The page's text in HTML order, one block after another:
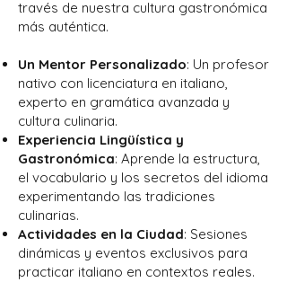
través de nuestra cultura gastronómica
más auténtica.
Un Mentor Personalizado: Un profesor
nativo con licenciatura en italiano,
experto en gramática avanzada y
cultura culinaria.
Experiencia Lingüística y
Gastronómica: Aprende la estructura,
el vocabulario y los secretos del idioma
experimentando las tradiciones
culinarias.
Actividades en la Ciudad: Sesiones
dinámicas y eventos exclusivos para
practicar italiano en contextos reales.